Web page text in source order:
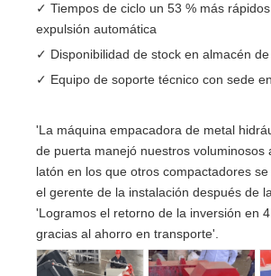
✓ Tiempos de ciclo un 53 % más
expulsión automática
✓ Disponibilidad de stock en almacén de
✓ Equipo de soporte técnico con sede en
'La máquina empacadora de metal
de puerta manejó nuestros voluminosos
latón en los que otros compactadores
el gerente de la instalación después de
'Logramos el retorno de la inversión en
gracias al ahorro en transporte'.